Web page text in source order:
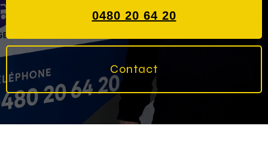
0480 20 64 20
Contact